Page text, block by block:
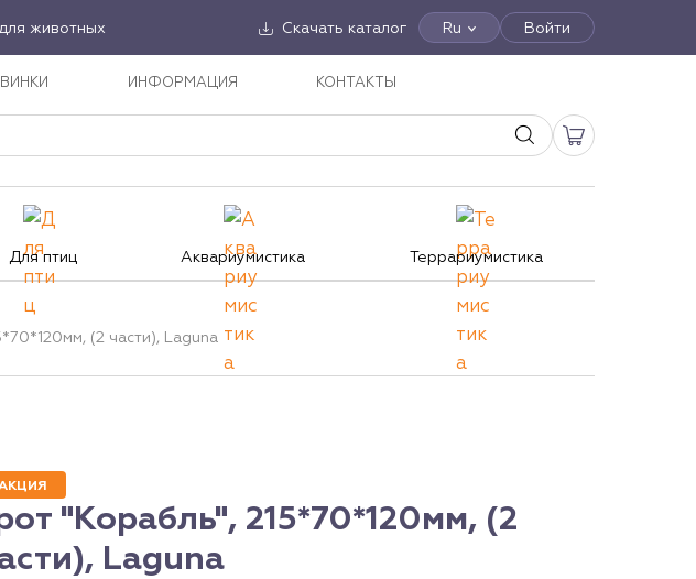
животных Скачать каталог Ru Войти
ИНФОРМАЦИЯ КОНТАКТЫ
Для птиц Аквариумистика Террариумистика
(2 части), Laguna
"Корабль", 215*70*120мм, (2
Laguna